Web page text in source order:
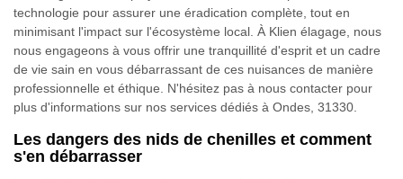
technologie pour assurer une éradication complète, tout en
minimisant l'impact sur l'écosystème local. À Klien élagage, nous
nous engageons à vous offrir une tranquillité d'esprit et un cadre
de vie sain en vous débarrassant de ces nuisances de manière
professionnelle et éthique. N'hésitez pas à nous contacter pour
plus d'informations sur nos services dédiés à Ondes, 31330.
Les dangers des nids de chenilles et comment
s'en débarrasser